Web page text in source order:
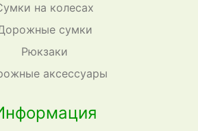
на колесах
сумки
Рюкзаки
аксессуары